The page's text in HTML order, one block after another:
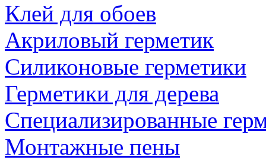
Клей для обоев
Акриловый герметик
Силиконовые герметики
Герметики для дерева
Специализированные
Монтажные пены